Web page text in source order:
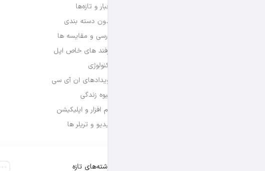
اخبار و تازه‌ها
بدون دسته بندی
بررسی و مقایسه ها
ترفند های خاص اپل
تکنولوژی
رویدادهای ان آی سی
شیوه زندگی
نرم افزار و اپلیکیشن
ویدیو و تریلر ها
نوشته‌های تازه